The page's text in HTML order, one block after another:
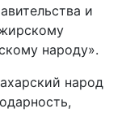
и
народу».
народ